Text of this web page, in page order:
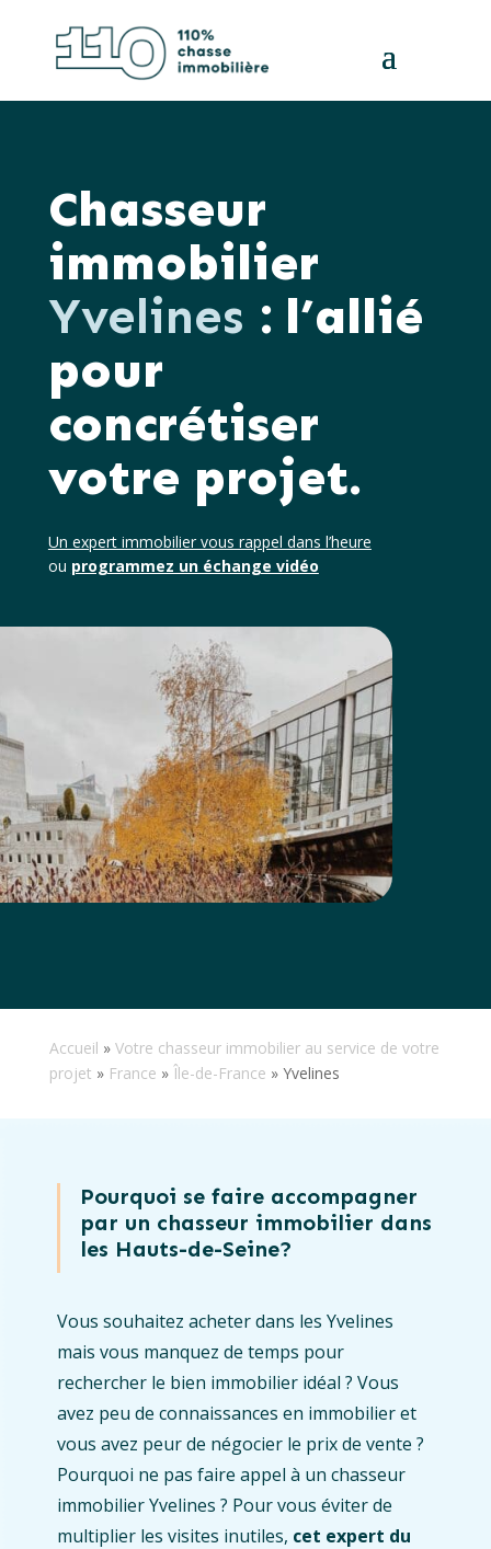
Chasseur
immobilier
Yvelines : l’allié
pour
concrétiser
votre projet.
Un expert immobilier vous rappel dans l’heure
ou programmez un échange vidéo
Accueil » Votre chasseur immobilier au service de votre
projet » France » Île-de-France » Yvelines
Pourquoi se faire accompagner
par un chasseur immobilier dans
les Hauts-de-Seine?
Vous souhaitez acheter dans les Yvelines
mais vous manquez de temps pour
rechercher le bien immobilier idéal ? Vous
avez peu de connaissances en immobilier et
vous avez peur de négocier le prix de vente ?
Pourquoi ne pas faire appel à un chasseur
immobilier Yvelines ? Pour vous éviter de
multiplier les visites inutiles, cet expert du